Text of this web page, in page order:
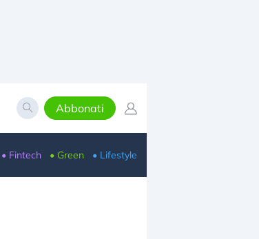
Abbonati
• Fintech • Green • Lifestyle